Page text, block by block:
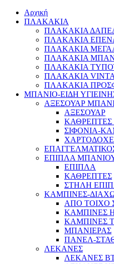
Αρχική
ΠΛΑΚΑΚΙΑ
ΠΛΑΚΑΚΙΑ
ΠΛΑΚΑΚΙΑ
ΠΛΑΚΑΚΙΑ
ΠΛΑΚΑΚΙΑ
ΠΛΑΚΑΚΙΑ
ΠΛΑΚΑΚΙΑ
ΠΛΑΚΑΚΙΑ
ΜΠΑΝΙΟ-ΕΙΔΗ
ΑΞΕΣΟΥΑΡ
ΑΞΕΣΟΥΑΡ
ΚΑΘΡΕΠΤΕΣ
ΣΙΦΟΝΙΑ-
ΕΠΙΠΛΑ
ΕΠΙΠΛΑ
ΚΑΘΡΕΠΤΕΣ
ΣΤΗΛΗ
ΚΑΜΠΙΝΕΣ-
ΑΠΟ ΤΟΙΧΟ
ΚΑΜΠΙΝΕΣ
ΚΑΜΠΙΝΕΣ
ΜΠΑΝΙΕΡΑΣ
ΠΑΝΕΛ-
ΛΕΚΑΝΕΣ
ΛΕΚΑΝΕΣ